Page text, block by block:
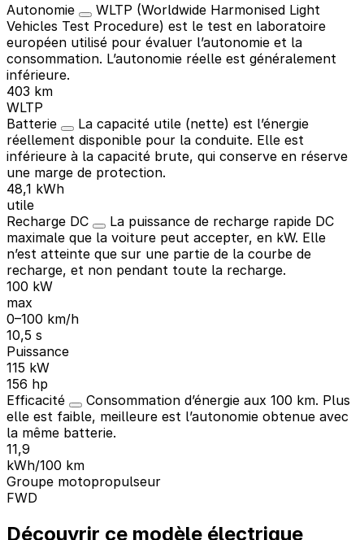
Autonomie
WLTP (Worldwide Harmonised Light
Vehicles Test Procedure) est le test en laboratoire
européen utilisé pour évaluer l’autonomie et la
consommation. L’autonomie réelle est généralement
inférieure.
403 km
WLTP
Batterie
La capacité utile (nette) est l’énergie
réellement disponible pour la conduite. Elle est
inférieure à la capacité brute, qui conserve en réserve
une marge de protection.
48,1 kWh
utile
Recharge DC
La puissance de recharge rapide DC
maximale que la voiture peut accepter, en kW. Elle
n’est atteinte que sur une partie de la courbe de
recharge, et non pendant toute la recharge.
100 kW
max
0–100 km/h
10,5 s
Puissance
115 kW
156 hp
Efficacité
Consommation d’énergie aux 100 km. Plus
elle est faible, meilleure est l’autonomie obtenue avec
la même batterie.
11,9
kWh/100 km
Groupe motopropulseur
FWD
Découvrir ce modèle électrique